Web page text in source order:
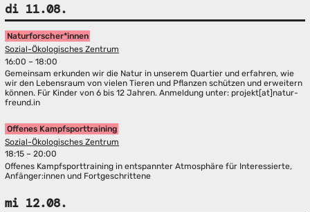
di 11.08.
Naturforscher*innen
Sozial-Ökologisches Zentrum
16:00 – 18:00
Gemeinsam erkunden wir die Natur in unserem Quartier und erfahren, wie
wir den Lebensraum von vielen Tieren und Pflanzen schützen und erweitern
können. Für Kinder von 6 bis 12 Jahren. Anmeldung unter: projekt[at]natur-
freund.in
Offenes Kampfsporttraining
Sozial-Ökologisches Zentrum
18:15 – 20:00
Offenes Kampfsporttraining in entspannter Atmosphäre für Interessierte,
Anfänger:innen und Fortgeschrittene
mi 12.08.